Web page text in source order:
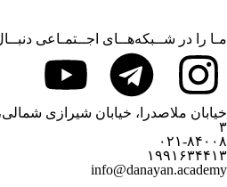
مـا را در شــبکه‌هــای اجــتمـاعی
خیابان ملاصدرا، خیابان شیرازی
۳
۰۲۱-۸۴۰۰۸
۱۹۹۱۶۳۴۴۱۳
info@danayan.academy